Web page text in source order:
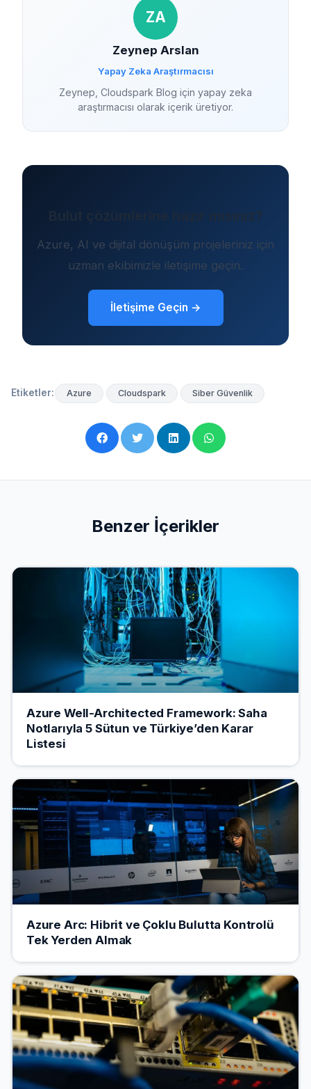
ZA
Zeynep Arslan
Yapay Zeka Araştırmacısı
Zeynep, Cloudspark Blog için yapay zeka
araştırmacısı olarak içerik üretiyor.
Bulut çözümlerine hazır mısınız?
Azure, AI ve dijital dönüşüm projeleriniz için
uzman ekibimizle iletişime geçin.
İletişime Geçin →
Etiketler: Azure Cloudspark Siber Güvenlik
Benzer İçerikler
Azure Well-Architected Framework: Saha
Notlarıyla 5 Sütun ve Türkiye’den Karar
Listesi
Azure Arc: Hibrit ve Çoklu Bulutta Kontrolü
Tek Yerden Almak